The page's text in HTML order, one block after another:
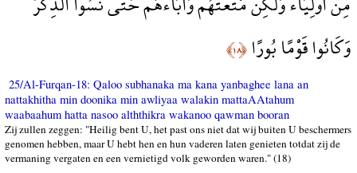
وَكَانُوا قَوْمًا بُورًا﴿١٨﴾
25/Al-Furqan-18: Qaloo subhanaka ma kana yanbaghee lana an
nattakhitha min doonika min awliyaa walakin mattaAAtahum
waabaahum hatta nasoo alththikra wakanoo qawman booran
Zij zullen zeggen: "Heilig bent U, het past ons niet dat wij buiten U beschermers
genomen hebben, maar U hebt hen en hun vaderen laten genieten totdat zij de
vermaning vergaten en een vernietigd volk geworden waren." (18)